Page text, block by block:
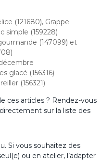
(121680), Grappe
simple (159228)
(147099) et
glacé (156316)
(156321)
ces articles ? Rendez-vous
sur la liste des
Si vous souhaitez des
ou en atelier, l’adapter